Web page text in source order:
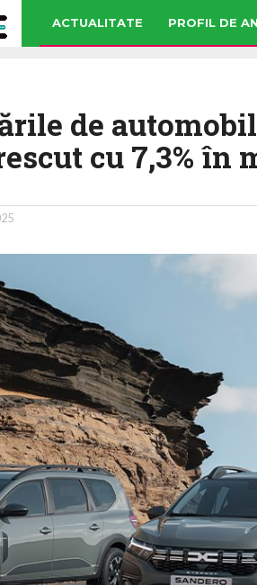
ACTUALITATE PROFIL DE
de
cu 7,3% în